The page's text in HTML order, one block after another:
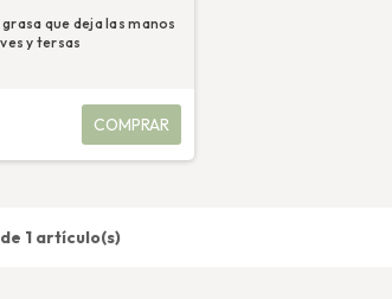
que deja las manos
y tersas
COMPRAR
1 artículo(s)